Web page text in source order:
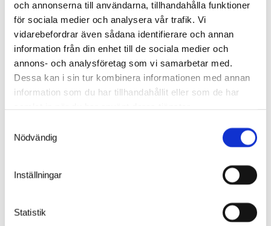
och annonserna till användarna, tillhandahålla funktioner
för sociala medier och analysera vår trafik. Vi
vidarebefordrar även sådana identifierare och annan
information från din enhet till de sociala medier och
annons- och analysföretag som vi samarbetar med.
Dessa kan i sin tur kombinera informationen med annan
information som du har tillhandahållit eller som de har
Nödvändig
Inställningar
Statistik
25.3.2026